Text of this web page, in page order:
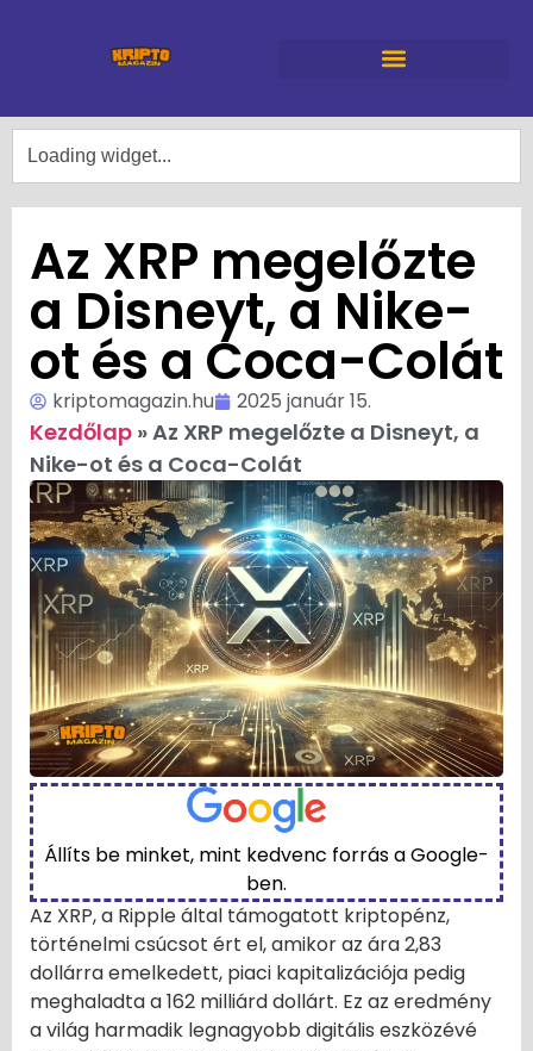
Az XRP megelőzte
a Disneyt, a Nike-
ot és a Coca-Colát
kriptomagazin.hu 2025 január 15.
Kezdőlap »Az XRP megelőzte a Disneyt, a
Nike-ot és a Coca-Colát
Állíts be minket, mint kedvenc forrás a Google-
ben.
Az XRP, a Ripple által támogatott kriptopénz,
történelmi csúcsot ért el, amikor az ára 2,83
dollárra emelkedett, piaci kapitalizációja pedig
meghaladta a 162 milliárd dollárt. Ez az eredmény
a világ harmadik legnagyobb digitális eszközévé